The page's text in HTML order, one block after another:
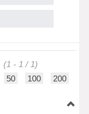
(1 - 1 / 1)
50 100 200